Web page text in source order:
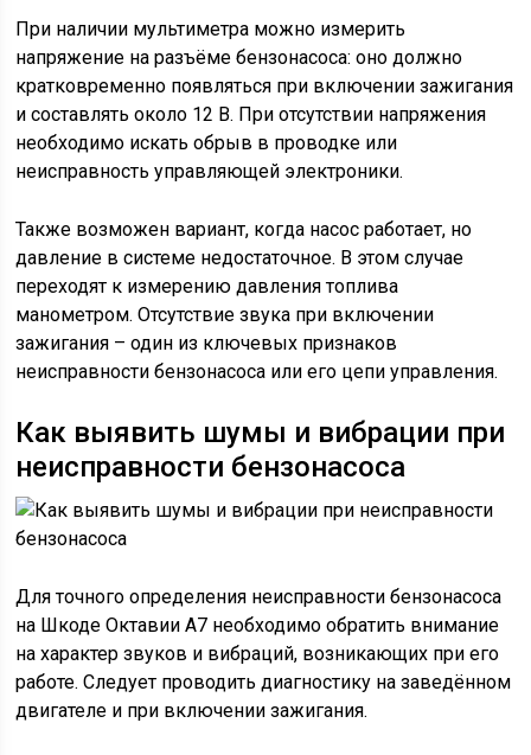
При наличии мультиметра можно измерить
напряжение на разъёме бензонасоса: оно должно
кратковременно появляться при включении зажигания
и составлять около 12 В. При отсутствии напряжения
необходимо искать обрыв в проводке или
неисправность управляющей электроники.
Также возможен вариант, когда насос работает, но
давление в системе недостаточное. В этом случае
переходят к измерению давления топлива
манометром. Отсутствие звука при включении
зажигания – один из ключевых признаков
неисправности бензонасоса или его цепи управления.
Как выявить шумы и вибрации при
неисправности бензонасоса
Для точного определения неисправности бензонасоса
на Шкоде Октавии А7 необходимо обратить внимание
на характер звуков и вибраций, возникающих при его
работе. Следует проводить диагностику на заведённом
двигателе и при включении зажигания.